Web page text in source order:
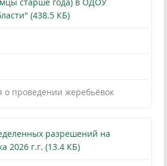
(438.5 КБ)
о проведении жеребьёвок
разрешений на
2026 г.г. (13.4 КБ)